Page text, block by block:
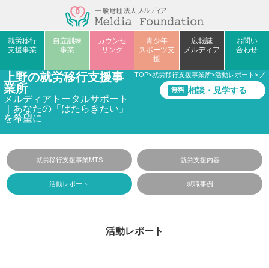
就労移行
支援事業
自立訓練
事業
カウンセ
リング
青少年
スポーツ支
援
広報誌
メルディア
お問い
合わせ
上野の就労移行支援事
業所
メルディアトータルサポート
｜あなたの「はたらきたい」
を希望に
TOP>就労移行支援事業所>活動レポート>プ
無料 相談・見学する
就労移行支援事業MTS 就労支援内容
活動レポート 就職事例
活動レポート